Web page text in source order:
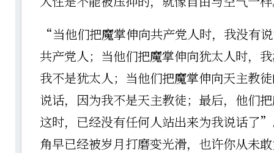
“当他们把魔掌伸向共产党人时，我没有
共产党人；当他们把魔掌伸向犹太人时，
我不是犹太人；当他们把魔掌伸向天主教
说话，因为我不是天主教徒；最后，他们
这时，已经没有任何人站出来为我说话
角早已经被岁月打磨变光滑，也许你从未